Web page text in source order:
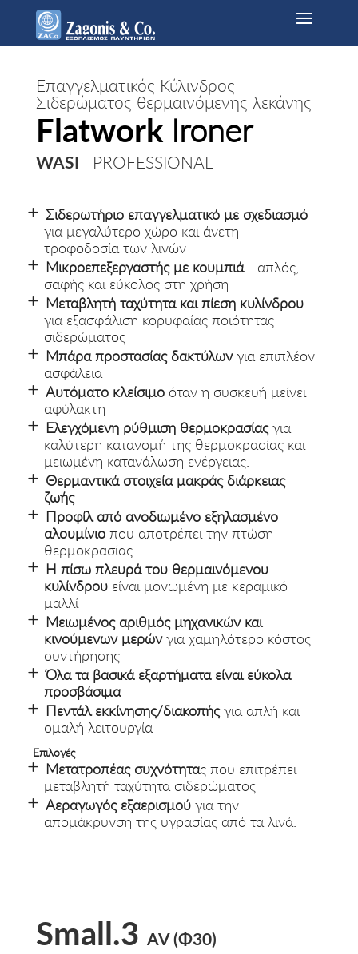
Επαγγελματικός Κύλινδρος
Σιδερώματος θερμαινόμενης λεκάνης
Flatwork Ironer
WASI | PROFESSIONAL
Σιδερωτήριο επαγγελματικό με σχεδιασμό
για μεγαλύτερο χώρο και άνετη
τροφοδοσία των λινών
Μικροεπεξεργαστής με κουμπιά- απλός,
σαφής και εύκολος στη χρήση
Μεταβλητή ταχύτητα και πίεση κυλίνδρου
για εξασφάλιση κορυφαίας ποιότητας
σιδερώματος
Μπάρα προστασίας δακτύλων για επιπλέον
ασφάλεια
Αυτόματο κλείσιμο όταν η συσκευή μείνει
αφύλακτη
Ελεγχόμενη ρύθμιση θερμοκρασίας για
καλύτερη κατανομή της θερμοκρασίας και
μειωμένη κατανάλωση ενέργειας.
Θερμαντικά στοιχεία μακράς διάρκειας
ζωής
Προφίλ από ανοδιωμένο εξηλασμένο
αλουμίνιοπου αποτρέπει την πτώση
θερμοκρασίας
Η πίσω πλευρά του θερμαινόμενου
κυλίνδρουείναι μονωμένη με κεραμικό
μαλλί
Μειωμένος αριθμός μηχανικών και
κινούμενων μερώνγια χαμηλότερο κόστος
συντήρησης
Όλα τα βασικά εξαρτήματα είναι εύκολα
προσβάσιμα
Πεντάλ εκκίνησης/διακοπήςγια απλή και
ομαλή λειτουργία
Επιλογές
Μετατροπέας συχνότητας που επιτρέπει
μεταβλητή ταχύτητα σιδερώματος
Αεραγωγός εξαερισμούγια την
απομάκρυνση της υγρασίας από τα λινά.
Small.3 AV(Φ30)